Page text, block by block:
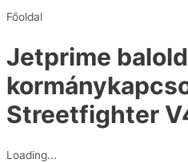
Főoldal
Jetprime
Streetfighter
Loading...